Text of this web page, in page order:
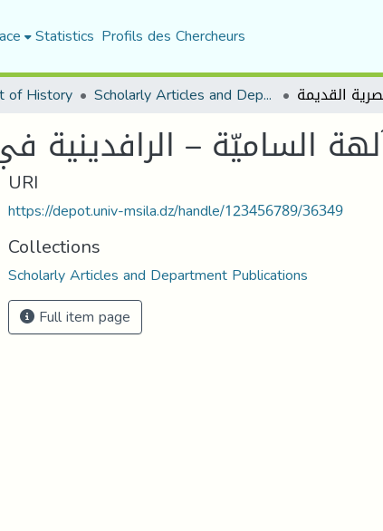
Statistics Profils des Chercheurs
of History Scholarly Articles and Department Publications
الساميّة – الرافدينية
URI
https://depot.univ-msila.dz/handle/123456789/36349
Collections
Scholarly Articles and Department Publications
Full item page